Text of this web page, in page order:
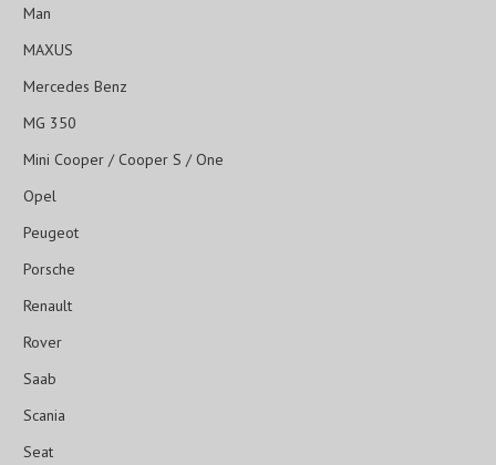
Man
MAXUS
Mercedes Benz
MG 350
Mini Cooper / Cooper S / One
Opel
Peugeot
Porsche
Renault
Rover
Saab
Scania
Seat